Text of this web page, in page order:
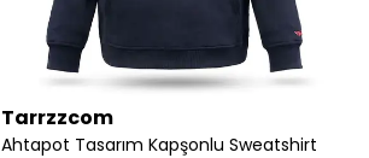
Tarrzzcom
Ahtapot Tasarım Kapşonlu Sweatshirt